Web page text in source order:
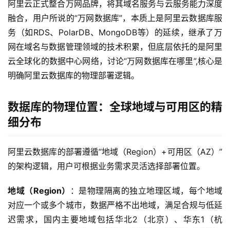
阿里云正式整合万网品牌，将其域名服务与云服务能力深度
融合，用户所说的“万网数据库”，本质上是阿里云数据库服
务（如RDS、PolarDB、MongoDB等）的延续，继承了万
网在域名与数据管理领域的技术积累，但底层依托的是阿里
云全球化的数据中心网络，讨论“万网数据库在哪里”,核心是
明确阿里云数据库的物理部署逻辑。
数据库的物理位置：全球地域与可用区的精
细分布
阿里云数据库的部署遵循“地域（Region）+可用区（AZ）”
的架构逻辑，用户可根据业务需求灵活选择部署位置。
地域（Region）
：是物理隔离的独立地理区域，每个地域
对应一个或多个城市，数据严格不出地域，满足合规与低延
迟需求，国内主要地域包括华北2（北京）、华东1（杭